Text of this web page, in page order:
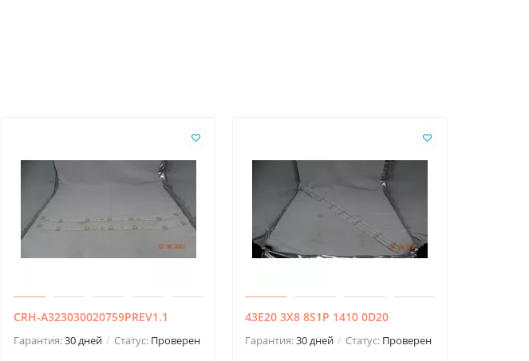
CRH-A323030020759PREV1.1
Гарантия:30 дней Статус: Проверен
43E20 3X8 8S1P 1410 0D20
Гарантия:30 дней Статус: Проверен